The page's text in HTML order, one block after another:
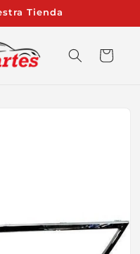
Tienda
Carrito